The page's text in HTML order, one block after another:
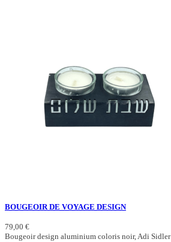
BOUGEOIR DE VOYAGE DESIGN
79,00 €
Bougeoir design aluminium coloris noir, Adi Sidler